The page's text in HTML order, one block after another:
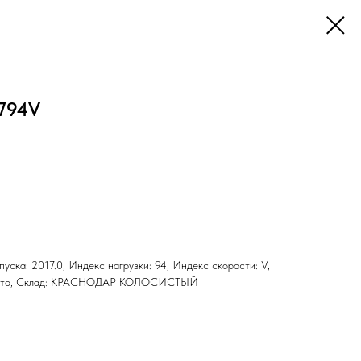
2017.0, Индекс нагрузки: 94, Индекс скорости: V,
Склад: КРАСНОДАР КОЛОСИСТЫЙ